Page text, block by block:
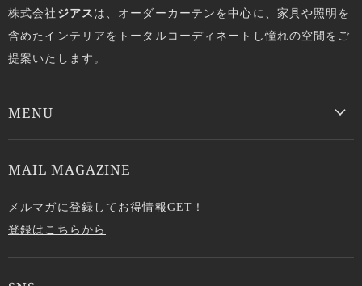
株式会社 ジアスは、オーダーカーテンを中心に、家具や照明を
含めたインテリアをトータルコーディネートし憧れの空間をご
提案いたします。
MENU
MAIL MAGAZINE
メルマガに登録してお得情報GET！
登録はこちらから